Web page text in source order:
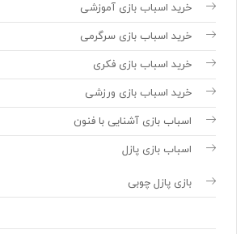
خرید اسباب بازی آموزشی
خرید اسباب بازی سرگرمی
خرید اسباب بازی فکری
خرید اسباب بازی ورزشی
اسباب بازی آشنایی با فنون
اسباب بازی پازل
بازی پازل چوبی